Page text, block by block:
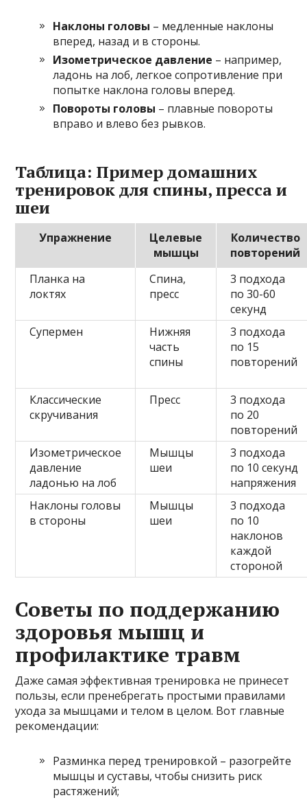
Наклоны головы – медленные наклоны
вперед, назад и в стороны.
Изометрическое давление – например,
ладонь на лоб, легкое сопротивление при
попытке наклона головы вперед.
Повороты головы – плавные повороты
вправо и влево без рывков.
Таблица: Пример домашних
тренировок для спины, пресса и
шеи
Упражнение
Целевые
мышцы
Количество
повторений
Планка на
локтях
Спина,
пресс
3 подхода
по 30-60
секунд
Супермен
Нижняя
часть
спины
3 подхода
по 15
повторений
Классические
скручивания
Пресс
3 подхода
по 20
повторений
Изометрическое
давление
ладонью на лоб
Мышцы
шеи
3 подхода
по 10 секунд
напряжения
Наклоны головы
в стороны
Мышцы
шеи
3 подхода
по 10
наклонов
каждой
стороной
Советы по поддержанию
здоровья мышц и
профилактике травм
Даже самая эффективная тренировка не принесет
пользы, если пренебрегать простыми правилами
ухода за мышцами и телом в целом. Вот главные
рекомендации:
Разминка перед тренировкой – разогрейте
мышцы и суставы, чтобы снизить риск
растяжений;